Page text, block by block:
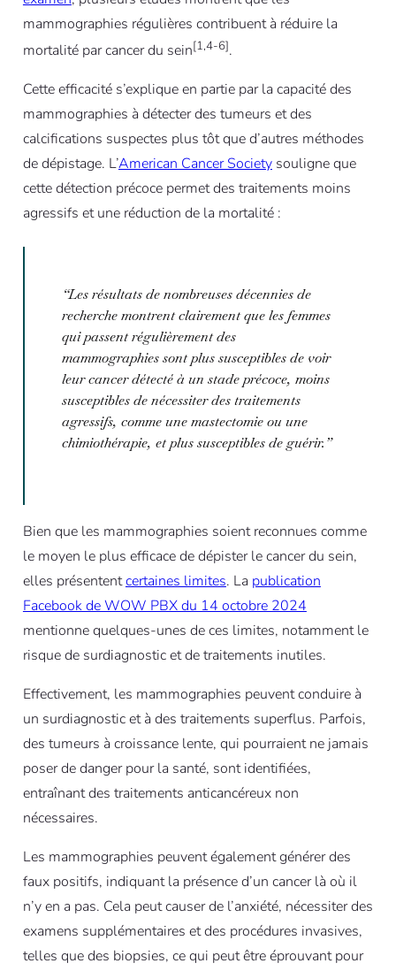
mammographies régulières contribuent à réduire la
mortalité par cancer du sein[1,4-6].
Cette efficacité s’explique en partie par la capacité des
mammographies à détecter des tumeurs et des
calcifications suspectes plus tôt que d’autres méthodes
de dépistage. L’American Cancer Societysouligne que
cette détection précoce permet des traitements moins
agressifs et une réduction de la mortalité :
“Les résultats de nombreuses décennies de
recherche montrent clairement que les femmes
qui passent régulièrement des
mammographies sont plus susceptibles de voir
leur cancer détecté à un stade précoce, moins
susceptibles de nécessiter des traitements
agressifs, comme une mastectomie ou une
chimiothérapie, et plus susceptibles de guérir.”
Bien que les mammographies soient reconnues comme
le moyen le plus efficace de dépister le cancer du sein,
elles présententcertaines limites. La publication
Facebook de WOW PBX du 14 octobre 2024
mentionne quelques-unes de ces limites, notamment le
risque de surdiagnostic et de traitements inutiles.
Effectivement, les mammographies peuvent conduire à
un surdiagnostic et à des traitements superflus. Parfois,
des tumeurs à croissance lente, qui pourraient ne jamais
poser de danger pour la santé, sont identifiées,
entraînant des traitements anticancéreux non
nécessaires.
Les mammographies peuvent également générer des
faux positifs, indiquant la présence d’un cancer là où il
n’y en a pas. Cela peut causer de l’anxiété, nécessiter des
examens supplémentaires et des procédures invasives,
telles que des biopsies, ce qui peut être éprouvant pour